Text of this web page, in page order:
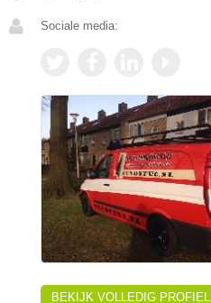
Sociale media:
BEKIJK VOLLEDIG PROFIEL